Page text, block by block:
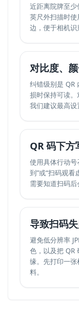
近距离院牌至
英尺外扫描时
边，便于相机识
对比度、
纠错级别是 QR
损时保持可读。
我们建议最高
QR 码下方
使用具体行动号
到”或“扫码观看
需要知道扫码后
导致扫码
避免低分辨率
色，以及把 QR
缘。先打印一
料。